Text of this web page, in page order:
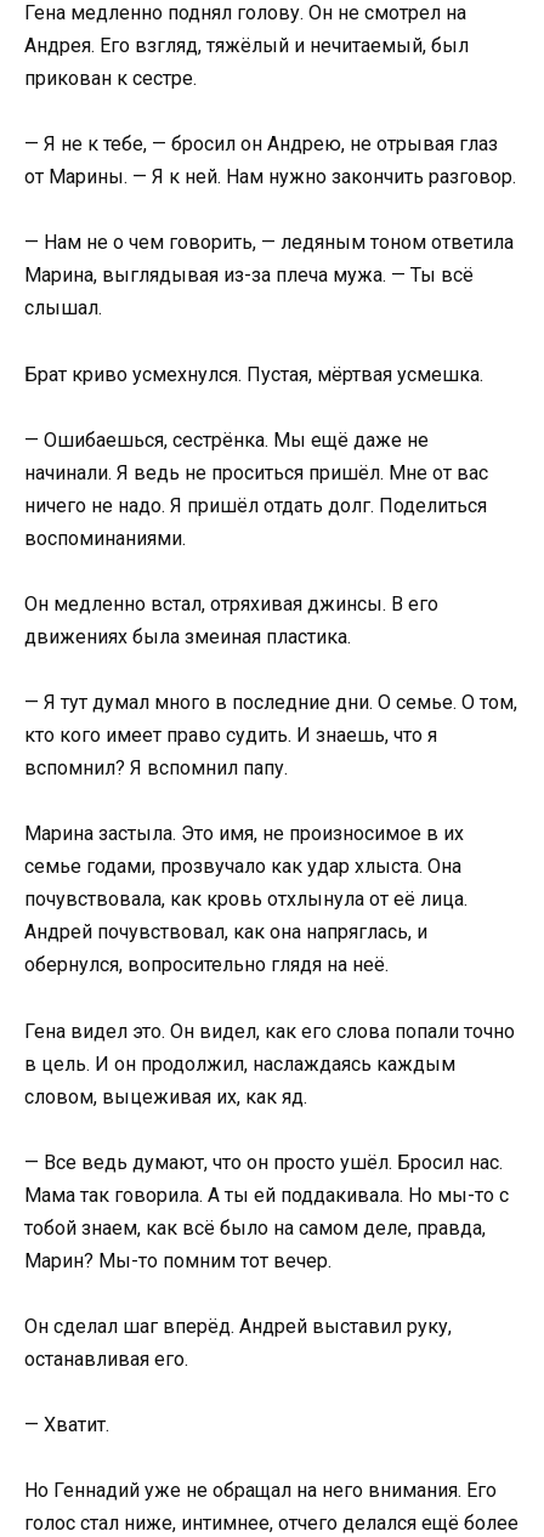
Гена медленно поднял голову. Он не смотрел на
Андрея. Его взгляд, тяжёлый и нечитаемый, был
прикован к сестре.
— Я не к тебе, — бросил он Андрею, не отрывая глаз
от Марины. — Я к ней. Нам нужно закончить разговор.
— Нам не о чем говорить, — ледяным тоном ответила
Марина, выглядывая из-за плеча мужа. — Ты всё
слышал.
Брат криво усмехнулся. Пустая, мёртвая усмешка.
— Ошибаешься, сестрёнка. Мы ещё даже не
начинали. Я ведь не проситься пришёл. Мне от вас
ничего не надо. Я пришёл отдать долг. Поделиться
воспоминаниями.
Он медленно встал, отряхивая джинсы. В его
движениях была змеиная пластика.
— Я тут думал много в последние дни. О семье. О том,
кто кого имеет право судить. И знаешь, что я
вспомнил? Я вспомнил папу.
Марина застыла. Это имя, не произносимое в их
семье годами, прозвучало как удар хлыста. Она
почувствовала, как кровь отхлынула от её лица.
Андрей почувствовал, как она напряглась, и
обернулся, вопросительно глядя на неё.
Гена видел это. Он видел, как его слова попали точно
в цель. И он продолжил, наслаждаясь каждым
словом, выцеживая их, как яд.
— Все ведь думают, что он просто ушёл. Бросил нас.
Мама так говорила. А ты ей поддакивала. Но мы-то с
тобой знаем, как всё было на самом деле, правда,
Марин? Мы-то помним тот вечер.
Он сделал шаг вперёд. Андрей выставил руку,
останавливая его.
— Хватит.
Но Геннадий уже не обращал на него внимания. Его
голос стал ниже, интимнее, отчего делался ещё более